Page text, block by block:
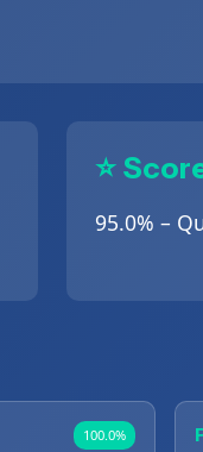
⭐
95.0% –
100.0%